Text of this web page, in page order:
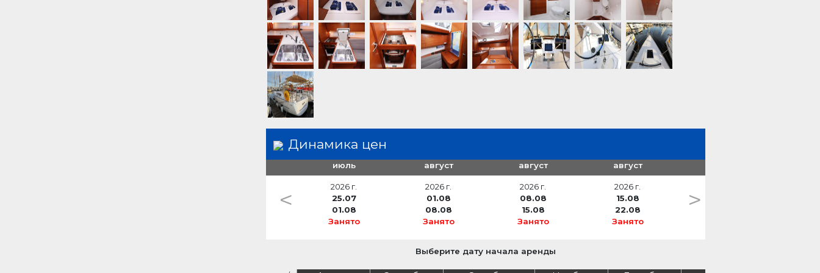
сходня
Динамика цен
июль
2026 г.
25.07
01.08
Занято
август
2026 г.
01.08
08.08
Занято
август
2026 г.
08.08
15.08
Занято
август
2026 г.
15.08
22.08
Занято
< >
Выберите дату начала аренды